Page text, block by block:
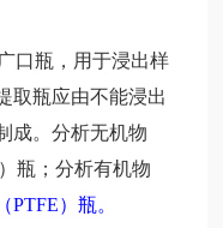
口瓶，用于浸出样
取瓶应由不能浸出
成。分析无机物
）瓶；分析有机物
PTFE）瓶。